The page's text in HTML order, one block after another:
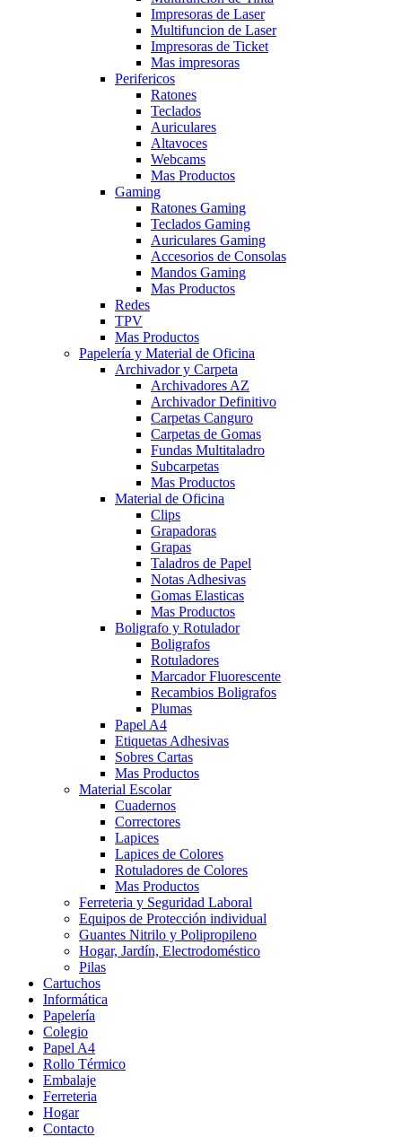
Impresoras de Laser
Multifuncion de Laser
Impresoras de Ticket
Mas impresoras
Perifericos
Ratones
Teclados
Auriculares
Altavoces
Webcams
Mas Productos
Gaming
Ratones Gaming
Teclados Gaming
Auriculares Gaming
Accesorios de Consolas
Mandos Gaming
Mas Productos
Redes
TPV
Mas Productos
Papelería y Material de Oficina
Archivador y Carpeta
Archivadores AZ
Archivador Definitivo
Carpetas Canguro
Carpetas de Gomas
Fundas Multitaladro
Subcarpetas
Mas Productos
Material de Oficina
Clips
Grapadoras
Grapas
Taladros de Papel
Notas Adhesivas
Gomas Elasticas
Mas Productos
Boligrafo y Rotulador
Boligrafos
Rotuladores
Marcador Fluorescente
Recambios Boligrafos
Plumas
Papel A4
Etiquetas Adhesivas
Sobres Cartas
Mas Productos
Material Escolar
Cuadernos
Correctores
Lapices
Lapices de Colores
Rotuladores de Colores
Mas Productos
Ferreteria y Seguridad Laboral
Equipos de Protección individual
Guantes Nitrilo y Polipropileno
Hogar, Jardín, Electrodoméstico
Pilas
Cartuchos
Informática
Papelería
Colegio
Papel A4
Rollo Térmico
Embalaje
Ferreteria
Hogar
Contacto